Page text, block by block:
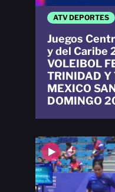
ATV DEPORTES
Juegos
y del Caribe
VOLEIBOL
TRINIDAD Y
MEXICO
DOMINGO